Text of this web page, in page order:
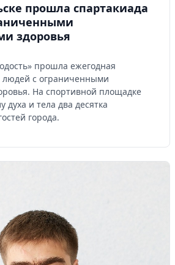
прошла спартакиада
здоровья
прошла ежегодная
людей с ограниченными
На спортивной площадке
духа и тела два десятка
города.